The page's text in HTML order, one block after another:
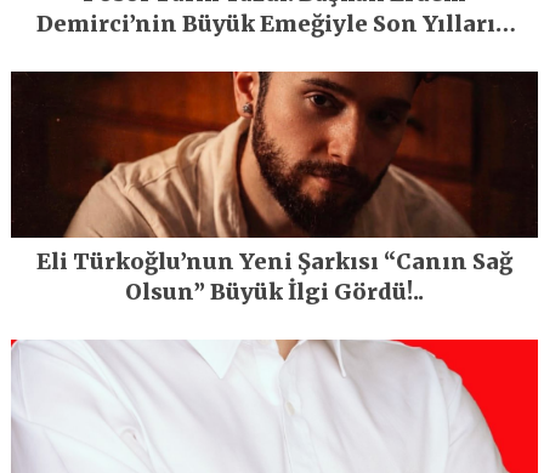
Demirci’nin Büyük Emeğiyle Son Yılların
Eli Türkoğlu’nun Yeni Şarkısı “Canın Sağ
Olsun” Büyük İlgi Gördü!..